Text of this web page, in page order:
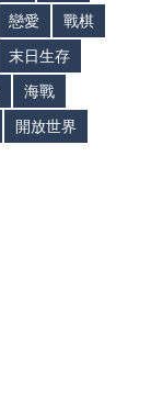
戀愛
戰棋
末日生存
海戰
開放世界